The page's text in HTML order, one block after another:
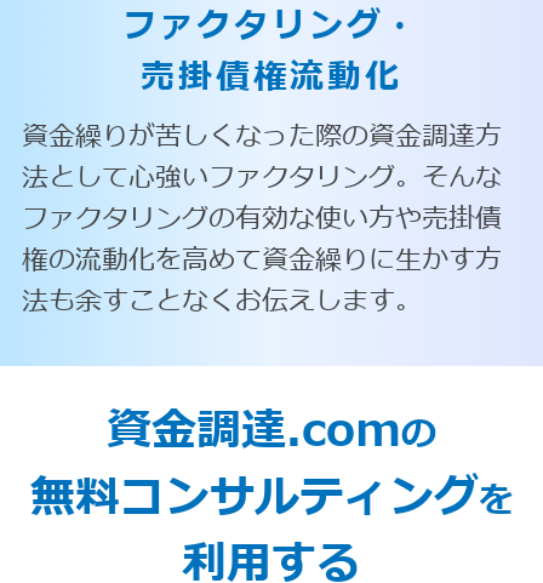
ファクタリング・
売掛債権流動化
資金繰りが苦しくなった際の資金調達方
法として心強いファクタリング。そんな
ファクタリングの有効な使い方や売掛債
権の流動化を高めて資金繰りに生かす方
法も余すことなくお伝えします。
資金調達.comの
無料コンサルティングを
利用する